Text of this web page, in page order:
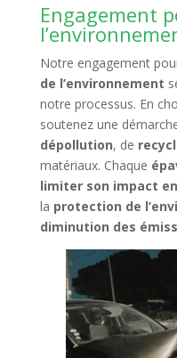
Engagement
Notre engagement
de l’environnement
notre processus. En
soutenez une
dépollution, de
matériaux. Chaque
limiter son impact
la protection de
diminution des